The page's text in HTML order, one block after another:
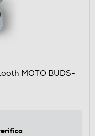
MOTO BUDS-